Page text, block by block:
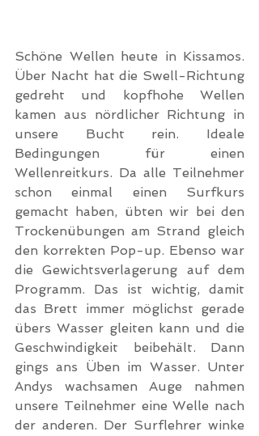
Schöne Wellen heute in Kissamos.
Über Nacht hat die Swell-Richtung
gedreht und kopfhohe Wellen
kamen aus nördlicher Richtung in
unsere Bucht rein. Ideale
Bedingungen für einen
Wellenreitkurs. Da alle Teilnehmer
schon einmal einen Surfkurs
gemacht haben, übten wir bei den
Trockenübungen am Strand gleich
den korrekten Pop-up. Ebenso war
die Gewichtsverlagerung auf dem
Programm. Das ist wichtig, damit
das Brett immer möglichst gerade
übers Wasser gleiten kann und die
Geschwindigkeit beibehält. Dann
gings ans Üben im Wasser. Unter
Andys wachsamen Auge nahmen
unsere Teilnehmer eine Welle nach
der anderen. Der Surflehrer winke